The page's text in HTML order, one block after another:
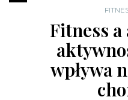
Fitness
wpływa